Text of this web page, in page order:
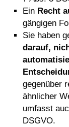
Ein Recht
gängigen
Sie haben
darauf,
gegenüber
ähnlicher
umfasst
DSGVO.